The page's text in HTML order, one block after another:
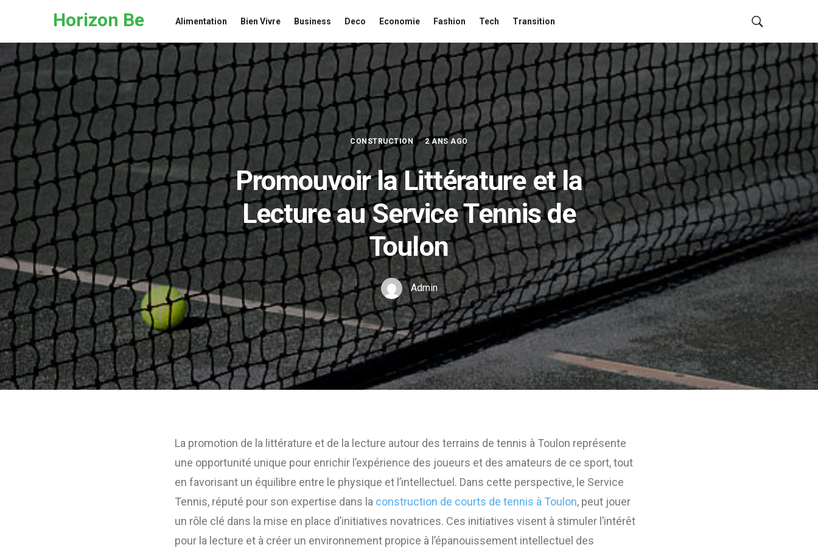
Horizon Be Alimentation Bien Vivre Business Deco Economie Fashion Tech Transition
CONSTRUCTION 2 ANS AGO
Promouvoir la Littérature et la
Lecture au Service Tennis de
Toulon
Admin
La promotion de la littérature et de la lecture autour des terrains de tennis à Toulon représente
une opportunité unique pour enrichir l’expérience des joueurs et des amateurs de ce sport, tout
en favorisant un équilibre entre le physique et l’intellectuel. Dans cette perspective, le Service
Tennis, réputé pour son expertise dans la construction de courts de tennis à Toulon, peut jouer
un rôle clé dans la mise en place d’initiatives novatrices. Ces initiatives visent à stimuler l’intérêt
pour la lecture et à créer un environnement propice à l’épanouissement intellectuel des